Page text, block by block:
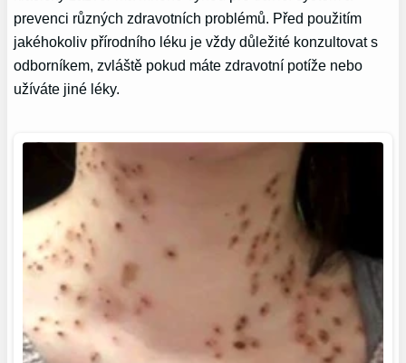
prevenci různých zdravotních problémů. Před použitím
jakéhokoliv přírodního léku je vždy důležité konzultovat s
odborníkem, zvláště pokud máte zdravotní potíže nebo
užíváte jiné léky.